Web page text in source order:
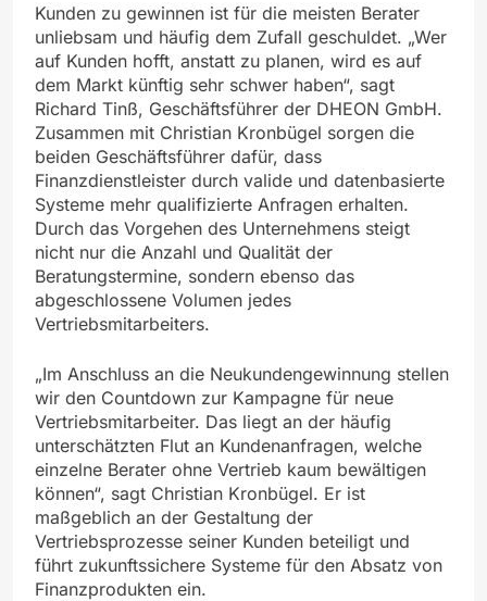
Kunden zu gewinnen ist für die meisten Berater
unliebsam und häufig dem Zufall geschuldet. „Wer
auf Kunden hofft, anstatt zu planen, wird es auf
dem Markt künftig sehr schwer haben“, sagt
Richard Tinß, Geschäftsführer der DHEON GmbH.
Zusammen mit Christian Kronbügel sorgen die
beiden Geschäftsführer dafür, dass
Finanzdienstleister durch valide und datenbasierte
Systeme mehr qualifizierte Anfragen erhalten.
Durch das Vorgehen des Unternehmens steigt
nicht nur die Anzahl und Qualität der
Beratungstermine, sondern ebenso das
abgeschlossene Volumen jedes
Vertriebsmitarbeiters.
„Im Anschluss an die Neukundengewinnung stellen
wir den Countdown zur Kampagne für neue
Vertriebsmitarbeiter. Das liegt an der häufig
unterschätzten Flut an Kundenanfragen, welche
einzelne Berater ohne Vertrieb kaum bewältigen
können“, sagt Christian Kronbügel. Er ist
maßgeblich an der Gestaltung der
Vertriebsprozesse seiner Kunden beteiligt und
führt zukunftssichere Systeme für den Absatz von
Finanzprodukten ein.